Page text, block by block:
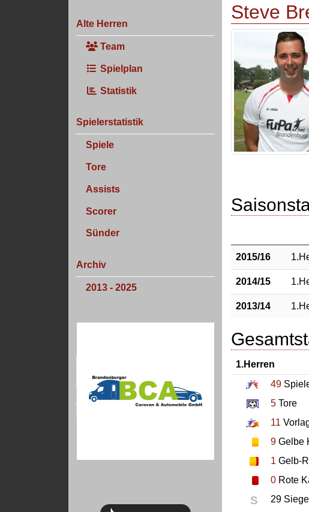
Alte Herren
Team
Spielplan
Statistik
Spielerstatistik
Spiele
Tore
Assists
Scorer
Sünder
Archiv
2013 - 2025
Steve
2015/16
2014/15
2013/14
1.Herren
49
5 Tore
11
9 Gelbe
1 Gelb-
0 Rote
S 29 Siege